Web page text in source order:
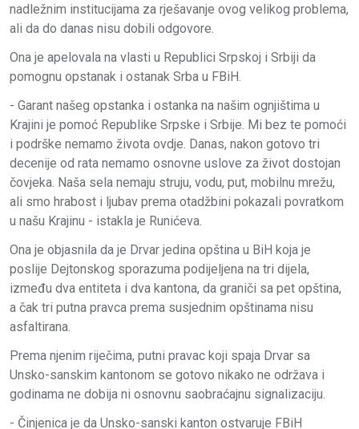
nadležnim institucijama za rješavanje ovog velikog problema,
ali da do danas nisu dobili odgovore.
Ona je apelovala na vlasti u Republici Srpskoj i Srbiji da
pomognu opstanak i ostanak Srba u FBiH.
- Garant našeg opstanka i ostanka na našim ognjištima u
Krajini je pomoć Republike Srpske i Srbije. Mi bez te pomoći
i podrške nemamo života ovdje. Danas, nakon gotovo tri
decenije od rata nemamo osnovne uslove za život dostojan
čovjeka. Naša sela nemaju struju, vodu, put, mobilnu mrežu,
ali smo hrabost i ljubav prema otadžbini pokazali povratkom
u našu Krajinu - istakla je Runićeva.
Ona je objasnila da je Drvar jedina opština u BiH koja je
poslije Dejtonskog sporazuma podijeljena na tri dijela,
između dva entiteta i dva kantona, da graniči sa pet opština,
a čak tri putna pravca prema susjednim opštinama nisu
asfaltirana.
Prema njenim riječima, putni pravac koji spaja Drvar sa
Unsko-sanskim kantonom se gotovo nikako ne održava i
godinama ne dobija ni osnovnu saobraćajnu signalizaciju.
- Činjenica je da Unsko-sanski kanton ostvaruje FBiH